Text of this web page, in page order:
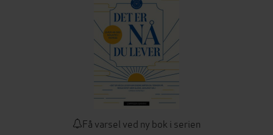
Få varsel ved ny bok i serien